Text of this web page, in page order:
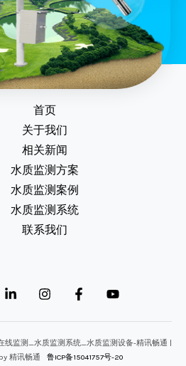
首页
关于我们
相关新闻
水质监测方案
水质监测案例
水质监测系统
联系我们
线监测_水质监测系统_水质监测设备-精讯畅通 |
精讯畅通 鲁ICP备15041757号-20